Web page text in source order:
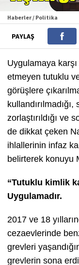
Haberler / Politika
PAYLAŞ
Uygulamaya
etmeyen tutuklu
görüşlere
zorlaştırıldığı ve
de dikkat çeken
ihlallerinin infaz
belirterek konuyu
“Tutuklu kimlik
Uygulamadır.
2017 ve 18
cezaevlerinde
grevleri
grevlerin sona